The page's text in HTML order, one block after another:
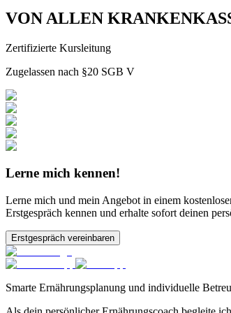
VON ALLEN
Zertifizierte Kursleitung
Zugelassen nach §20 SGB V
Lerne mich kennen!
Lerne mich und mein Angebot in einem
Erstgespräch kennen und erhalte sofort deinen
Erstgespräch vereinbaren
Smarte Ernährungsplanung und individuelle